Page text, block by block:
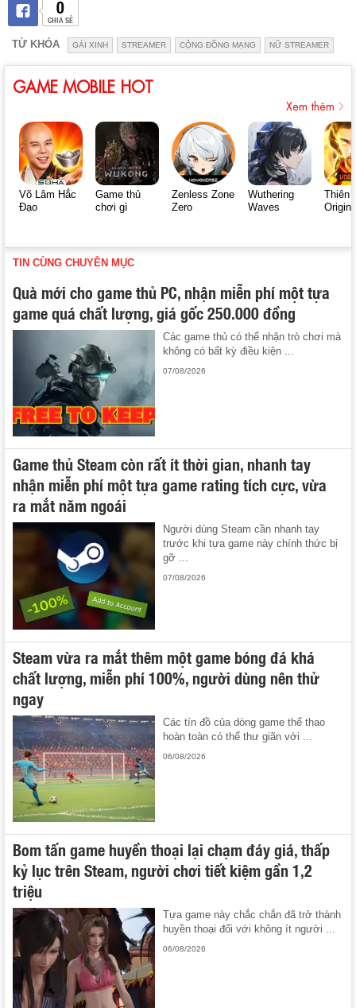
0
CHIA SẺ
TỪ KHÓA GÁI XINH STREAMER CỘNG ĐỒNG MẠNG NỮ STREAMER
GAME MOBILE HOT
Xem thêm
Võ Lâm Hắc
Đạo
Game thủ
chơi gì
Zenless Zone
Zero
Wuthering
Waves
Thiên
Origin
TIN CÙNG CHUYÊN MỤC
Quà mới cho game thủ PC, nhận miễn phí một tựa
game quá chất lượng, giá gốc 250.000 đồng
Các game thủ có thể nhận trò chơi mà
không có bất kỳ điều kiện ...
07/08/2026
Game thủ Steam còn rất ít thời gian, nhanh tay
nhận miễn phí một tựa game rating tích cực, vừa
ra mắt năm ngoái
Người dùng Steam cần nhanh tay
trước khi tựa game này chính thức bị
gỡ ...
07/08/2026
Steam vừa ra mắt thêm một game bóng đá khá
chất lượng, miễn phí 100%, người dùng nên thử
ngay
Các tín đồ của dòng game thể thao
hoàn toàn có thể thư giãn với ...
06/08/2026
Bom tấn game huyền thoại lại chạm đáy giá, thấp
kỷ lục trên Steam, người chơi tiết kiệm gần 1,2
triệu
Tựa game này chắc chắn đã trở thành
huyền thoại đối với không ít người ...
06/08/2026